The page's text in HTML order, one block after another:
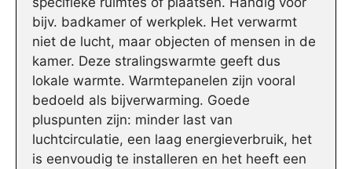
bijv. badkamer of werkplek. Het verwarmt
niet de lucht, maar objecten of mensen in de
kamer. Deze stralingswarmte geeft dus
lokale warmte. Warmtepanelen zijn vooral
bedoeld als bijverwarming. Goede
pluspunten zijn: minder last van
luchtcirculatie, een laag energieverbruik, het
is eenvoudig te installeren en het heeft een